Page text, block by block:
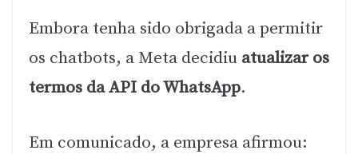
Embora tenha sido obrigada a permitir
os chatbots, a Meta decidiu atualizar os
termos da API do WhatsApp.
Em comunicado, a empresa afirmou: